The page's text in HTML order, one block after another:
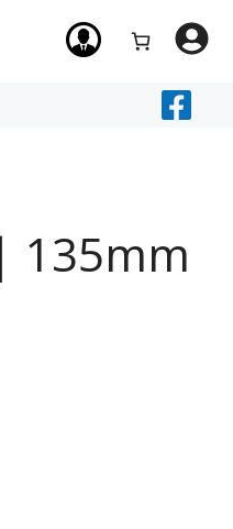
135mm